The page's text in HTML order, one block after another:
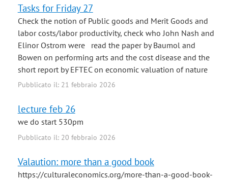
Tasks for Friday 27
Check the notion of Public goods and Merit Goods and
labor costs/labor productivity, check who John Nash and
Elinor Ostrom were read the paper by Baumol and
Bowen on performing arts and the cost disease and the
short report by EFTEC on economic valuation of nature
Pubblicato il: 21 febbraio 2026
lecture feb 26
we do start 530pm
Pubblicato il: 20 febbraio 2026
Valaution: more than a good book
https://culturaleconomics.org/more-than-a-good-book-